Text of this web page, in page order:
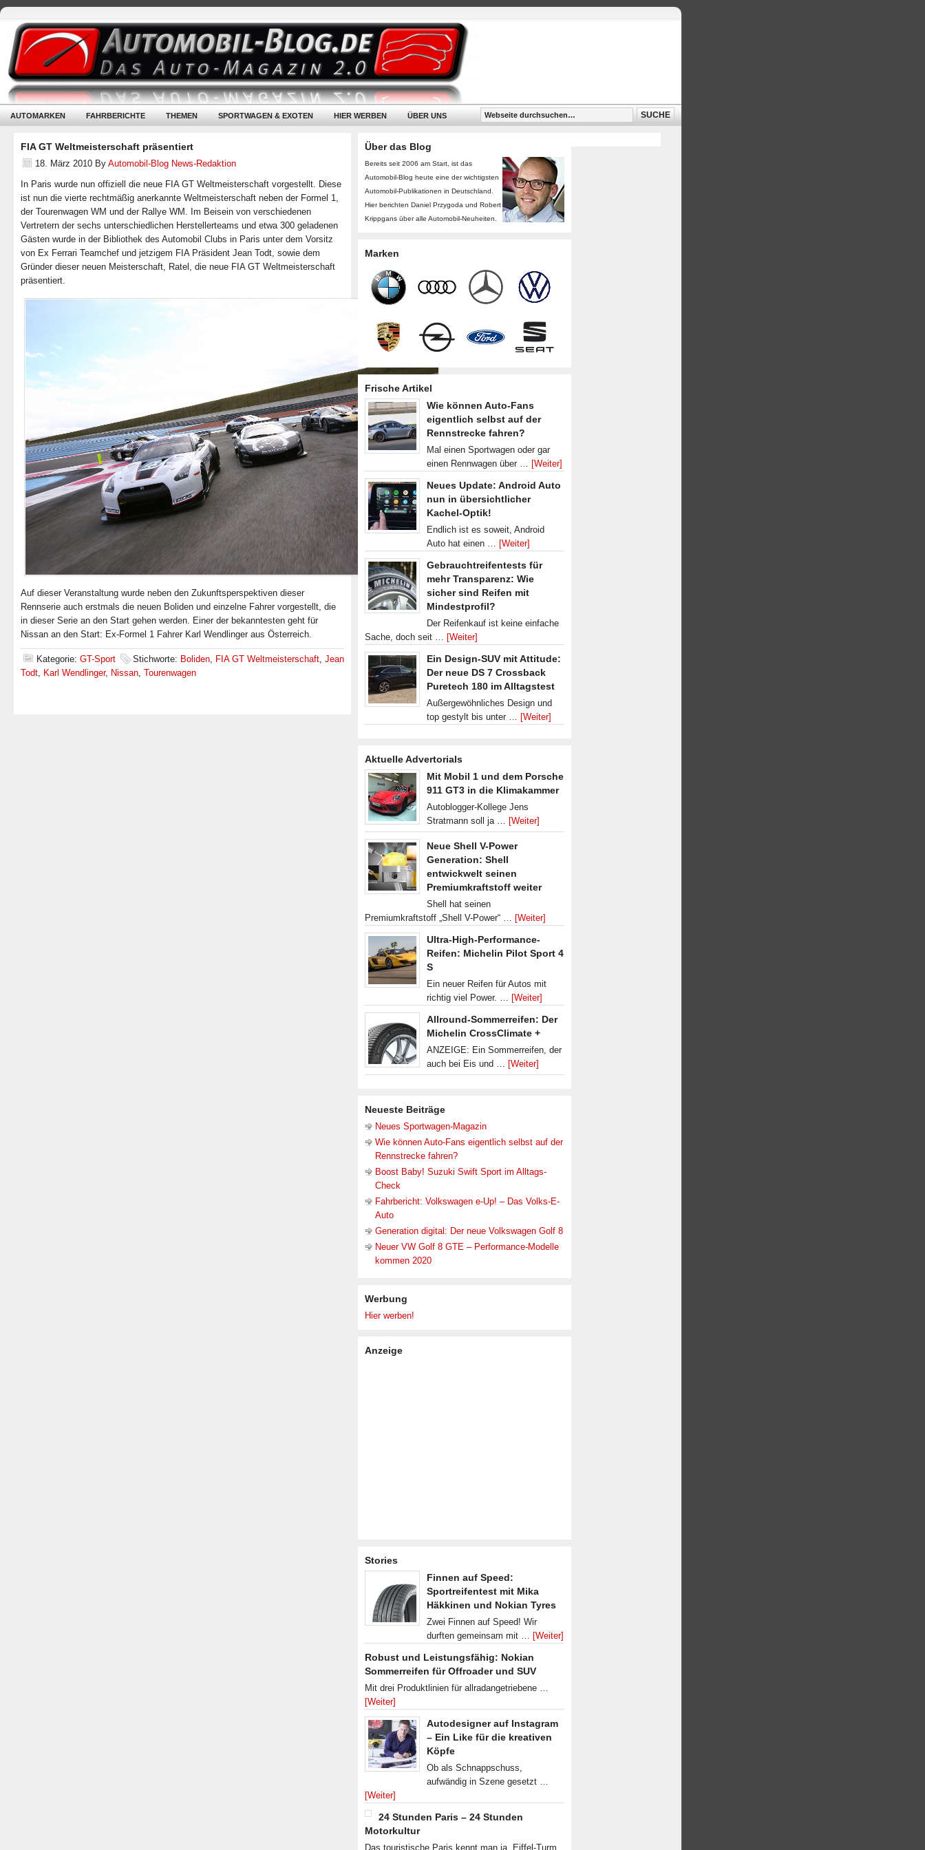
AUTOMARKEN FAHRBERICHTE THEMEN SPORTWAGEN & EXOTEN HIER WERBEN ÜBER UNS
FIA GT Weltmeisterschaft präsentiert
18. März 2010 By Automobil-Blog News-Redaktion
In Paris wurde nun offiziell die neue FIA GT Weltmeisterschaft vorgestellt. Diese
ist nun die vierte rechtmäßig anerkannte Weltmeisterschaft neben der Formel 1,
der Tourenwagen WM und der Rallye WM. Im Beisein von verschiedenen
Vertretern der sechs unterschiedlichen Herstellerteams und etwa 300 geladenen
Gästen wurde in der Bibliothek des Automobil Clubs in Paris unter dem Vorsitz
von Ex Ferrari Teamchef und jetzigem FIA Präsident Jean Todt, sowie dem
Gründer dieser neuen Meisterschaft, Ratel, die neue FIA GT Weltmeisterschaft
präsentiert.
Auf dieser Veranstaltung wurde neben den Zukunftsperspektiven dieser
Rennserie auch erstmals die neuen Boliden und einzelne Fahrer vorgestellt, die
in dieser Serie an den Start gehen werden. Einer der bekanntesten geht für
Nissan an den Start: Ex-Formel 1 Fahrer Karl Wendlinger aus Österreich.
Kategorie: GT-Sport Stichworte: Boliden, FIA GT Weltmeisterschaft, Jean
Todt, Karl Wendlinger, Nissan, Tourenwagen
Über das Blog
Bereits seit 2006 am Start, ist das
Automobil-Blog heute eine der wichtigsten
Automobil-Publikationen in Deutschland.
Hier berichten Daniel Przygoda und Robert
Krippgans über alle Automobil-Neuheiten.
Marken
Frische Artikel
Wie können Auto-Fans
eigentlich selbst auf der
Rennstrecke fahren?
Mal einen Sportwagen oder gar
einen Rennwagen über … [Weiter]
Neues Update: Android Auto
nun in übersichtlicher
Kachel-Optik!
Endlich ist es soweit, Android
Auto hat einen … [Weiter]
Gebrauchtreifentests für
mehr Transparenz: Wie
sicher sind Reifen mit
Mindestprofil?
Der Reifenkauf ist keine einfache
Sache, doch seit … [Weiter]
Ein Design-SUV mit Attitude:
Der neue DS 7 Crossback
Puretech 180 im Alltagstest
Außergewöhnliches Design und
top gestylt bis unter … [Weiter]
Aktuelle Advertorials
Mit Mobil 1 und dem Porsche
911 GT3 in die Klimakammer
Autoblogger-Kollege Jens
Stratmann soll ja … [Weiter]
Neue Shell V-Power
Generation: Shell
entwickwelt seinen
Premiumkraftstoff weiter
Shell hat seinen
Premiumkraftstoff „Shell V-Power“ … [Weiter]
Ultra-High-Performance-
Reifen: Michelin Pilot Sport 4
S
Ein neuer Reifen für Autos mit
richtig viel Power. … [Weiter]
Allround-Sommerreifen: Der
Michelin CrossClimate +
ANZEIGE: Ein Sommerreifen, der
auch bei Eis und … [Weiter]
Neueste Beiträge
Neues Sportwagen-Magazin
Wie können Auto-Fans eigentlich selbst auf der
Rennstrecke fahren?
Boost Baby! Suzuki Swift Sport im Alltags-
Check
Fahrbericht: Volkswagen e-Up! – Das Volks-E-
Auto
Generation digital: Der neue Volkswagen Golf 8
Neuer VW Golf 8 GTE – Performance-Modelle
kommen 2020
Werbung
Hier werben!
Anzeige
Stories
Finnen auf Speed:
Sportreifentest mit Mika
Häkkinen und Nokian Tyres
Zwei Finnen auf Speed! Wir
durften gemeinsam mit … [Weiter]
Robust und Leistungsfähig: Nokian
Sommerreifen für Offroader und SUV
Mit drei Produktlinien für allradangetriebene …
[Weiter]
Autodesigner auf Instagram
– Ein Like für die kreativen
Köpfe
Ob als Schnappschuss,
aufwändig in Szene gesetzt …
[Weiter]
24 Stunden Paris – 24 Stunden
Motorkultur
Das touristische Paris kennt man ja. Eiffel-Turm,